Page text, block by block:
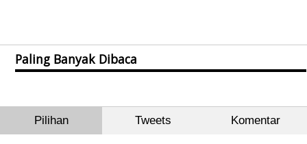
Paling Banyak Dibaca
Pilihan Tweets Komentar